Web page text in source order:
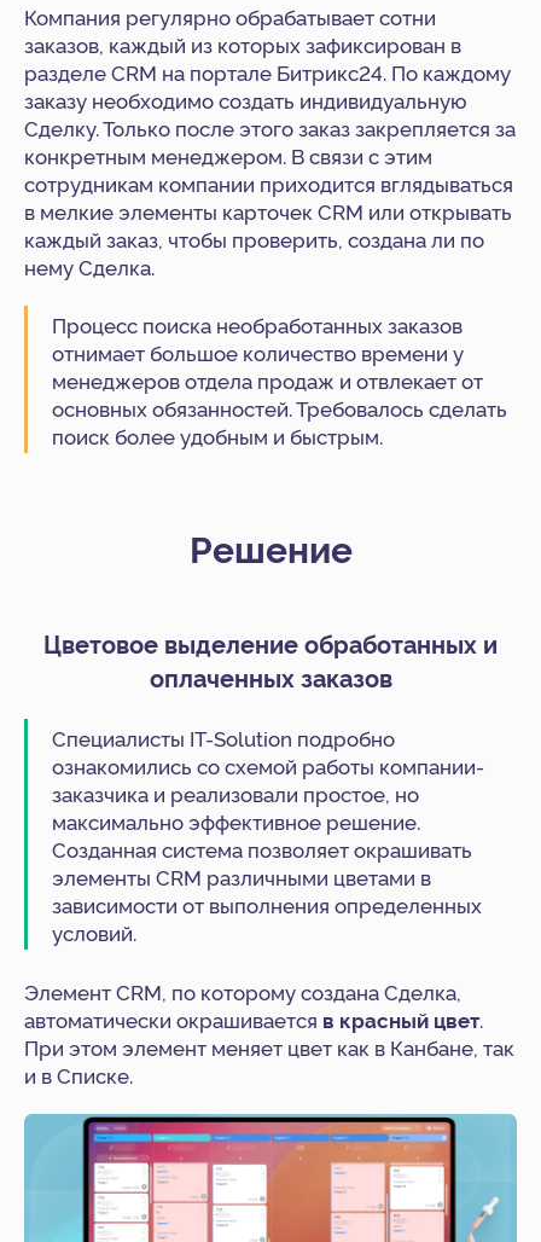
Компания регулярно обрабатывает сотни
заказов, каждый из которых зафиксирован в
разделе CRM на портале Битрикс24. По каждому
заказу необходимо создать индивидуальную
Сделку. Только после этого заказ закрепляется за
конкретным менеджером. В связи с этим
сотрудникам компании приходится вглядываться
в мелкие элементы карточек CRM или открывать
каждый заказ, чтобы проверить, создана ли по
нему Сделка.
Процесс поиска необработанных заказов
отнимает большое количество времени у
менеджеров отдела продаж и отвлекает от
основных обязанностей. Требовалось сделать
поиск более удобным и быстрым.
Решение
Цветовое выделение обработанных и
оплаченных заказов
Специалисты IT-Solution подробно
ознакомились со схемой работы компании-
заказчика и реализовали простое, но
максимально эффективное решение.
Созданная система позволяет окрашивать
элементы CRM различными цветами в
зависимости от выполнения определенных
условий.
Элемент CRM, по которому создана Сделка,
автоматически окрашивается в красный цвет.
При этом элемент меняет цвет как в Канбане, так
и в Списке.